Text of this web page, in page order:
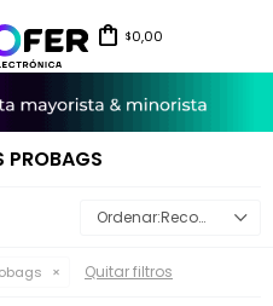
$0,00
PROBAGS
Recomendados
Quitar filtros